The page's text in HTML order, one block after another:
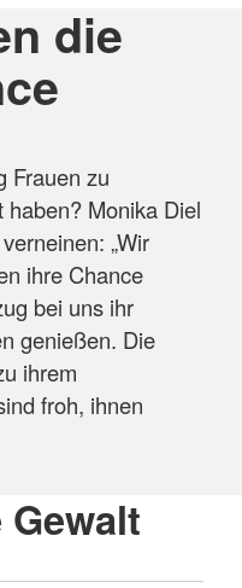
die
Frauen zu
Monika Diel
„Wir
ihre Chance
bei uns ihr
genießen. Die
ihrem
froh, ihnen